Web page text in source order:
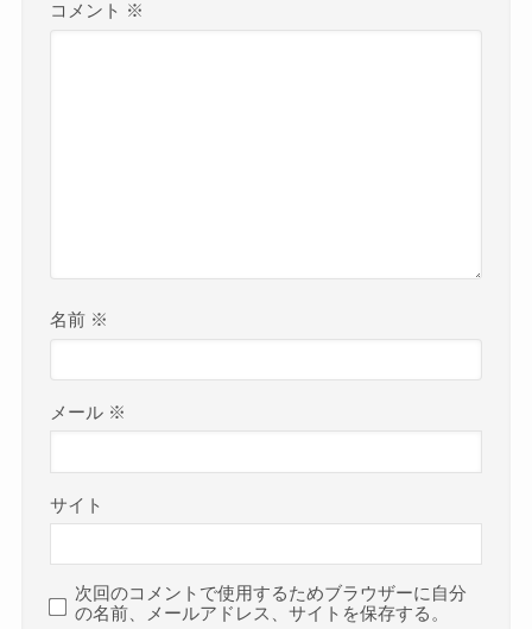
コメント ※
名前 ※
メール ※
サイト
次回のコメントで使用するためブラウザーに自分
の名前、メールアドレス、サイトを保存する。